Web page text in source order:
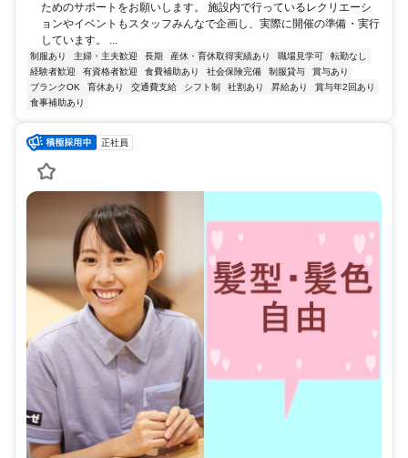
ためのサポートをお願いします。 施設内で行っているレクリエーシ
ョンやイベントもスタッフみんなで企画し、実際に開催の準備・実行
しています。 ...
制服あり 主婦・主夫歓迎 長期 産休・育休取得実績あり 職場見学可
転勤なし
経験者歓迎
有資格者歓迎 食費補助あり 社会保険完備 制服貸与
賞与あり
ブランクOK
育休あり 交通費支給 シフト制 社割あり 昇給あり
賞与年2回あり
食事補助あり
正社員